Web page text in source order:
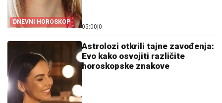
DNEVNI HOROSKOP
05:00 0
Astrolozi otkrili tajne zavođenja:
Evo kako osvojiti različite
horoskopske znakove